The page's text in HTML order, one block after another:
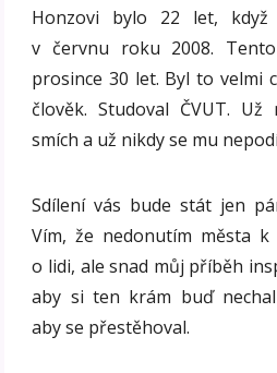
Honzovi bylo 22 let,
v červnu roku 2008.
prosince 30 let. Byl to velmi
člověk. Studoval ČVUT.
smích a už nikdy se mu
Sdílení vás bude stát jen
Vím, že nedonutím města
o lidi, ale snad můj příběh
aby si ten krám buď
aby se přestěhoval.